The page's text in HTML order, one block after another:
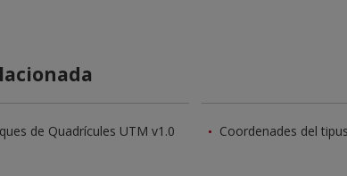
de Quadrícules UTM v1.0
Coordenades del